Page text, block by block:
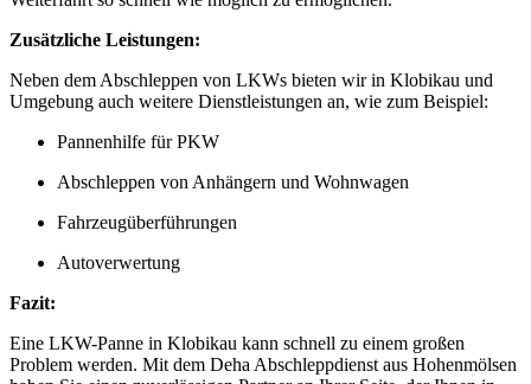
Zusätzliche Leistungen:
Neben dem Abschleppen von LKWs bieten wir in Klobikau und
Umgebung auch weitere Dienstleistungen an, wie zum Beispiel:
Pannenhilfe für PKW
Abschleppen von Anhängern und Wohnwagen
Fahrzeugüberführungen
Autoverwertung
Fazit:
Eine LKW-Panne in Klobikau kann schnell zu einem großen
Problem werden. Mit dem Deha Abschleppdienst aus Hohenmölsen